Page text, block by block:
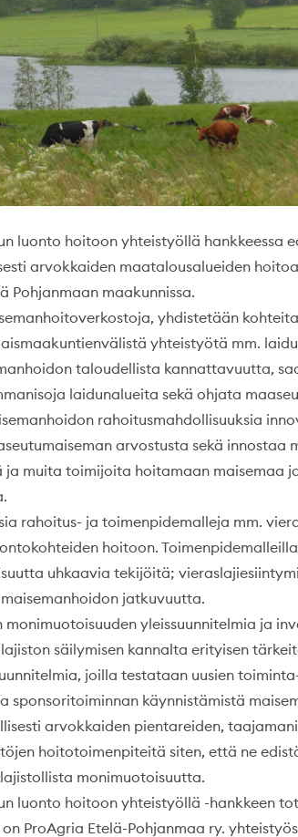
luonto hoitoon yhteistyöllä hankkeessa
arvokkaiden maatalousalueiden
Pohjanmaan maakunnissa.
yhdistetään
yhteistyötä mm.
taloudellista kannattavuutta,
laidunalueita sekä ohjata
rahoitusmahdollisuuksia
arvostusta sekä innostaa
muita toimijoita hoitamaan maisemaa
rahoitus- ja toimenpidemalleja mm.
hoitoon.
uhkaavia tekijöitä;
jatkuvuutta.
yleissuunnitelmia ja
säilymisen kannalta erityisen
joilla testataan uusien
sponsoritoiminnan käynnistämistä
arvokkaiden pientareiden,
hoitotoimenpiteitä siten, että ne
monimuotoisuutta.
luonto hoitoon yhteistyöllä -hankkeen
on ProAgria Etelä-Pohjanmaa ry.